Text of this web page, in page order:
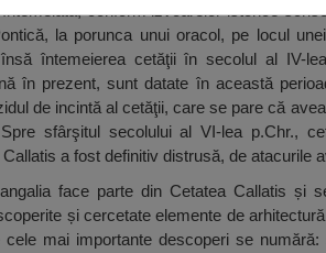
conform izvoarelor istorice
la porunca unui oracol, pe locul
întemeierea cetăţii în secolul al IV-
în prezent, sunt datate în această
de incintă al cetăţii, care se pare că
sfârşitul secolului al VI-lea p.Chr.,
a fost definitiv distrusă, de atacurile
face parte din Cetatea Callatis și
și cercetate elemente de
cele mai importante descoperi se